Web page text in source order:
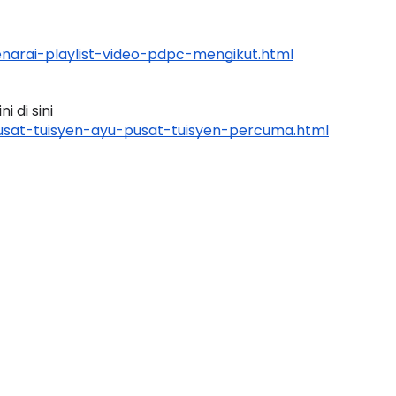
playlist-video-pdpc-mengikut.html
di sini
tuisyen-ayu-pusat-tuisyen-percuma.html
FFK
-
MELALUI KAPSUL INFO